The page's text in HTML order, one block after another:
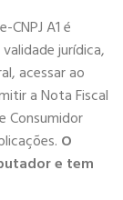
A1 é
jurídica,
acessar ao
a Nota Fiscal
Consumidor
O
e tem